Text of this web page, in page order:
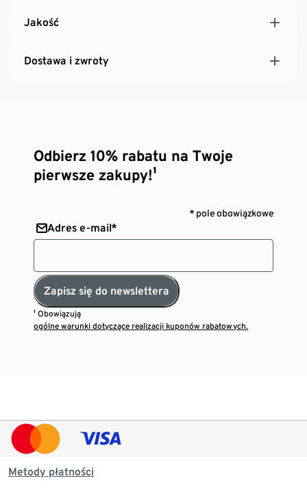
Jakość
Dostawa i zwroty
Odbierz 10% rabatu na Twoje
pierwsze zakupy!¹
* pole obowiązkowe
Adres e-mail*
Zapisz się do newslettera
¹ Obowiązują
ogólne warunki dotyczące realizacji kuponów rabatowych.
Metody płatności